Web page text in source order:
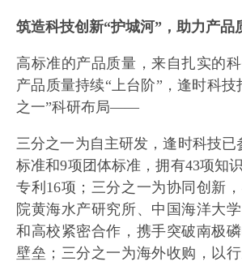
筑造科技创新“护城河”，助力产品
高标准的产品质量，来自扎实的
产品质量持续“上台阶”，逢时科技
之一”科研布局——
三分之一为自主研发，逢时科技已
标准和9项团体标准，拥有43项知
专利16项；三分之一为协同创新
院黄海水产研究所、中国海洋大
和高校紧密合作，携手突破南极
壁垒；三分之一为海外收购，以